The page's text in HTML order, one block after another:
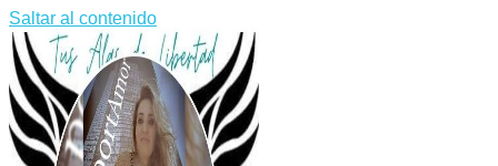
Saltar al contenido